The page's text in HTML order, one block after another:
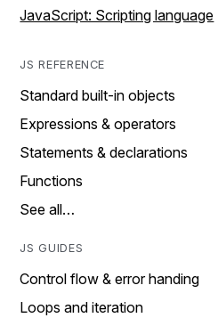
JavaScript: Scripting language
JS REFERENCE
Standard built-in objects
Expressions & operators
Statements & declarations
Functions
See all…
JS GUIDES
Control flow & error handing
Loops and iteration